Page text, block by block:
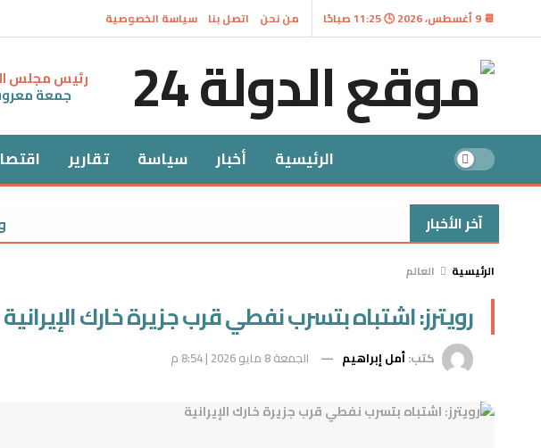
📆 9 أغسطس، 2026 🕓 11:25 صباحًا من نحن اتصل بنا سياسة الخصوصية
رئيس مجلس
جمعة
الرئيسية أخبار سياسة تقارير
آخر الأخبار وزير
الرئيسية العالم
رويترز: اشتباه بتسرب نفطي قرب جزيرة خارك الإيرانية
كتب:أمل إبراهيم الجمعة 8 مايو 2026 | 8:54 م